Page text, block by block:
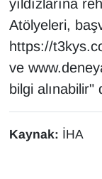
yıldızlarına
Atölyeleri,
https://
ve
bilgi alınabilir"
Kaynak: İHA